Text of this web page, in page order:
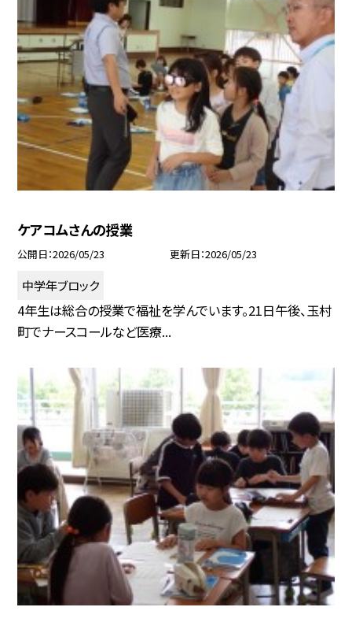
ケアコムさんの授業
公開日 2026/05/23 更新日 2026/05/23
中学年ブロック
4年生は総合の授業で福祉を学んでいます。21日午後、玉村
町でナースコールなど医療...